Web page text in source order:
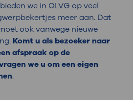
we in OLVG op veel
meer aan. Dat
ook vanwege nieuwe
Komt u als bezoeker naar
afspraak op de
we u om een eigen
.